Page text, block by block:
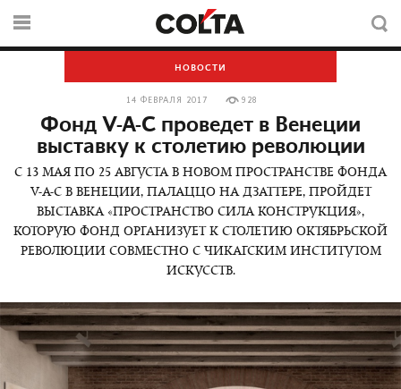
НОВОСТИ
14 ФЕВРАЛЯ 2017 928
Фонд V-A-C проведет в Венеции
выставку к столетию революции
C 13 МАЯ ПО 25 АВГУСТА В НОВОМ ПРОСТРАНСТВЕ ФОНДА
V-A-C В ВЕНЕЦИИ, ПАЛАЦЦО НА ДЗАТТЕРЕ, ПРОЙДЕТ
ВЫСТАВКА «ПРОСТРАНСТВО СИЛА КОНСТРУКЦИЯ»,
КОТОРУЮ ФОНД ОРГАНИЗУЕТ К СТОЛЕТИЮ ОКТЯБРЬСКОЙ
РЕВОЛЮЦИИ СОВМЕСТНО С ЧИКАГСКИМ ИНСТИТУТОМ
ИСКУССТВ.